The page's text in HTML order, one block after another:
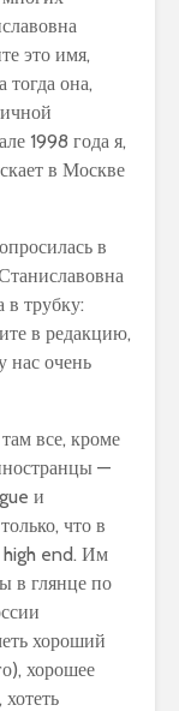
это имя,
тогда она,
1998 года я,
в Москве
в
в трубку:
в редакцию,
нас очень
все, кроме
—
и
что в
high end. Им
в глянце по
хороший
хорошее